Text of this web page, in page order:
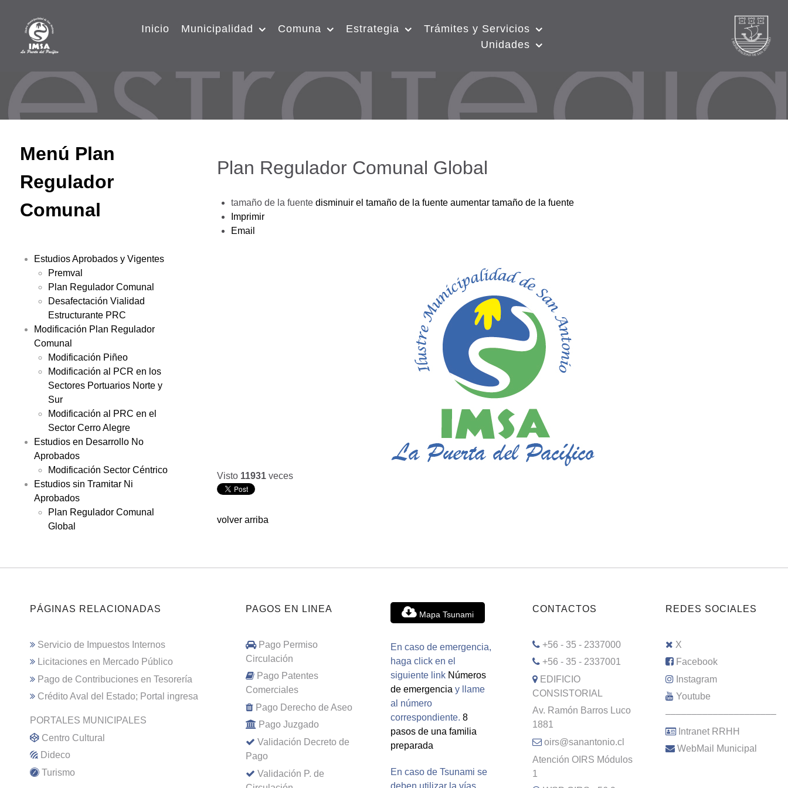
Inicio Municipalidad Comuna Estrategia
Trámites y Servicios
Unidades
Menú Plan
Regulador
Comunal
Estudios Aprobados y Vigentes
Premval
Plan Regulador Comunal
Desafectación Vialidad
Estructurante PRC
Modificación Plan Regulador
Comunal
Modificación Piñeo
Modificación al PCR en los
Sectores Portuarios Norte y
Sur
Modificación al PRC en el
Sector Cerro Alegre
Estudios en Desarrollo No
Aprobados
Modificación Sector Céntrico
Estudios sin Tramitar Ni
Aprobados
Plan Regulador Comunal
Global
Plan Regulador Comunal Global
tamaño de la fuente disminuir el tamaño de la fuente aumentar tamaño de la fuente
Imprimir
Email
Visto 11931 veces
volver arriba
PÁGINAS RELACIONADAS
Servicio de Impuestos Internos
Licitaciones en Mercado Público
Pago de Contribuciones en Tesorería
Crédito Aval del Estado; Portal ingresa
PORTALES MUNICIPALES
Centro Cultural
Dideco
Turismo
PAGOS EN LINEA
Pago Permiso
Circulación
Pago Patentes
Comerciales
Pago Derecho de Aseo
Pago Juzgado
Validación Decreto de
Pago
Validación P. de
Mapa Tsunami
En caso de emergencia,
haga click en el
siguiente link Números
de emergencia y llame
al número
correspondiente. 8
pasos de una familia
preparada
En caso de Tsunami se
deben utilizar la vías
CONTACTOS
+56 - 35 - 2337000
+56 - 35 - 2337001
EDIFICIO
CONSISTORIAL
Av. Ramón Barros Luco
1881
oirs@sanantonio.cl
Atención OIRS Módulos
1
REDES SOCIALES
X
Facebook
Instagram
Youtube
–––––––––––––––––––––
Intranet RRHH
WebMail Municipal